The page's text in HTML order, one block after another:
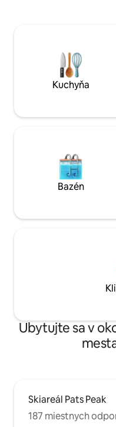
prijmite deti do 10 rokov.
žiadne domáce zvieratá.
4WD/AWD.Kuchyňa
Bazén
Ubytujte sa v
Skiareál Pats Peak
187 miestnych